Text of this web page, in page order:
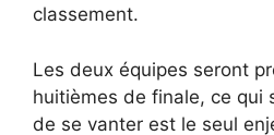
classement.
Les deux équipes seront
huitièmes de finale, ce qui
de se vanter est le seul